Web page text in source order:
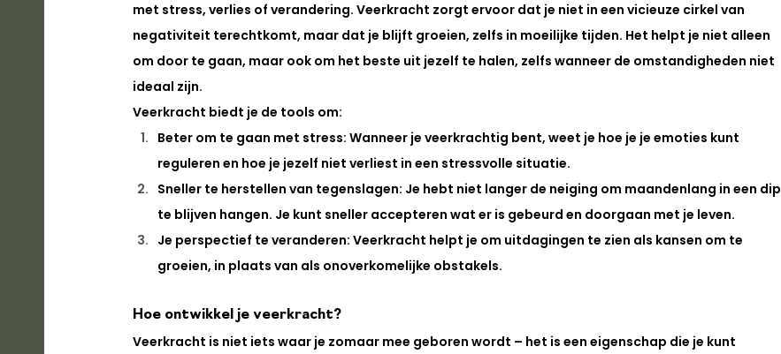
met stress, verlies of verandering. Veerkracht zorgt ervoor dat je niet in een vicieuze cirkel van
negativiteit terechtkomt, maar dat je blijft groeien, zelfs in moeilijke tijden. Het helpt je niet alleen
om door te gaan, maar ook om het beste uit jezelf te halen, zelfs wanneer de omstandigheden niet
ideaal zijn.
Veerkracht biedt je de tools om:
Beter om te gaan met stress: Wanneer je veerkrachtig bent, weet je hoe je je emoties kunt
reguleren en hoe je jezelf niet verliest in een stressvolle situatie.
Sneller te herstellen van tegenslagen: Je hebt niet langer de neiging om maandenlang in een dip
te blijven hangen. Je kunt sneller accepteren wat er is gebeurd en doorgaan met je leven.
Je perspectief te veranderen: Veerkracht helpt je om uitdagingen te zien als kansen om te
groeien, in plaats van als onoverkomelijke obstakels.
Hoe ontwikkel je veerkracht?
Veerkracht is niet iets waar je zomaar mee geboren wordt – het is een eigenschap die je kunt